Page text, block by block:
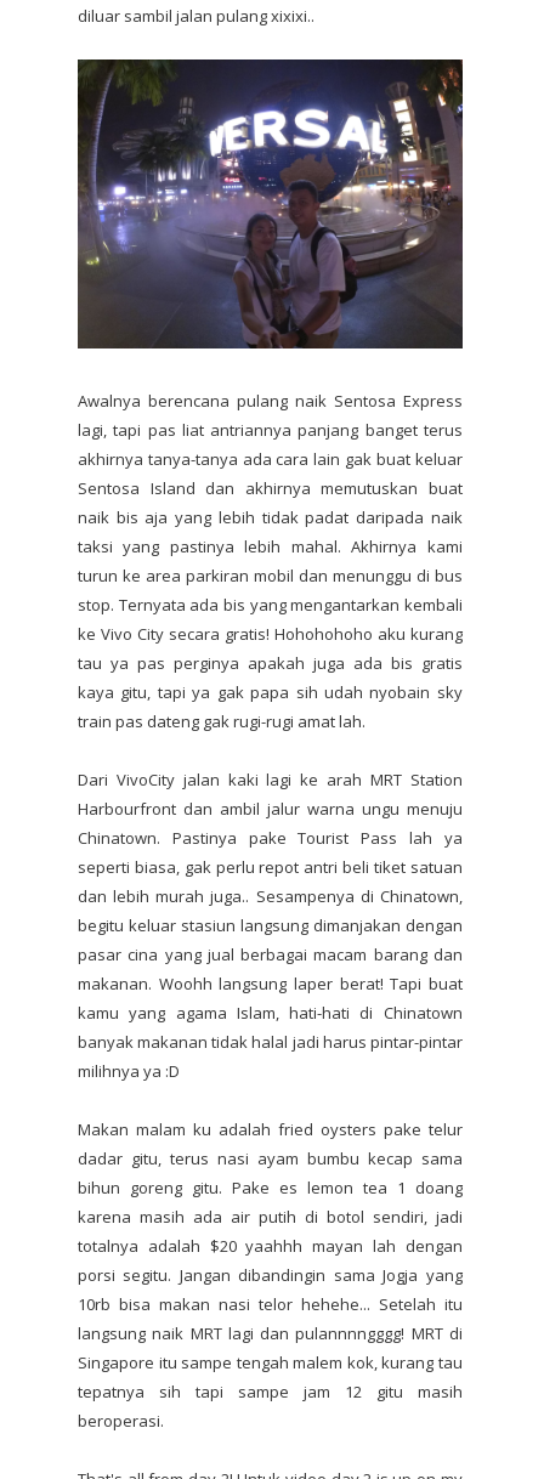
diluar sambil jalan pulang xixixi..
Awalnya berencana pulang naik Sentosa Express
lagi, tapi pas liat antriannya panjang banget terus
akhirnya tanya-tanya ada cara lain gak buat keluar
Sentosa Island dan akhirnya memutuskan buat
naik bis aja yang lebih tidak padat daripada naik
taksi yang pastinya lebih mahal. Akhirnya kami
turun ke area parkiran mobil dan menunggu di bus
stop. Ternyata ada bis yang mengantarkan kembali
ke Vivo City secara gratis! Hohohohoho aku kurang
tau ya pas perginya apakah juga ada bis gratis
kaya gitu, tapi ya gak papa sih udah nyobain sky
train pas dateng gak rugi-rugi amat lah.
Dari VivoCity jalan kaki lagi ke arah MRT Station
Harbourfront dan ambil jalur warna ungu menuju
Chinatown. Pastinya pake Tourist Pass lah ya
seperti biasa, gak perlu repot antri beli tiket satuan
dan lebih murah juga.. Sesampenya di Chinatown,
begitu keluar stasiun langsung dimanjakan dengan
pasar cina yang jual berbagai macam barang dan
makanan. Woohh langsung laper berat! Tapi buat
kamu yang agama Islam, hati-hati di Chinatown
banyak makanan tidak halal jadi harus pintar-pintar
milihnya ya :D
Makan malam ku adalah fried oysters pake telur
dadar gitu, terus nasi ayam bumbu kecap sama
bihun goreng gitu. Pake es lemon tea 1 doang
karena masih ada air putih di botol sendiri, jadi
totalnya adalah $20 yaahhh mayan lah dengan
porsi segitu. Jangan dibandingin sama Jogja yang
10rb bisa makan nasi telor hehehe... Setelah itu
langsung naik MRT lagi dan pulannnngggg! MRT di
Singapore itu sampe tengah malem kok, kurang tau
tepatnya sih tapi sampe jam 12 gitu masih
beroperasi.